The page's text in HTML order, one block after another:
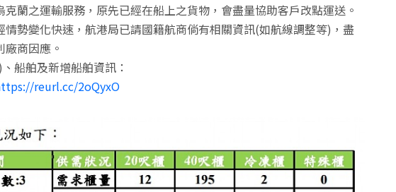
克蘭之運輸服務，原先已經在船上之貨物，會盡量協助客戶改點運送。
情勢變化快速，航港局已請國籍航商倘有相關資訊(如航線調整等)，盡
商因應。
船舶及新增船舶資訊：
reurl.cc/2oQyxO